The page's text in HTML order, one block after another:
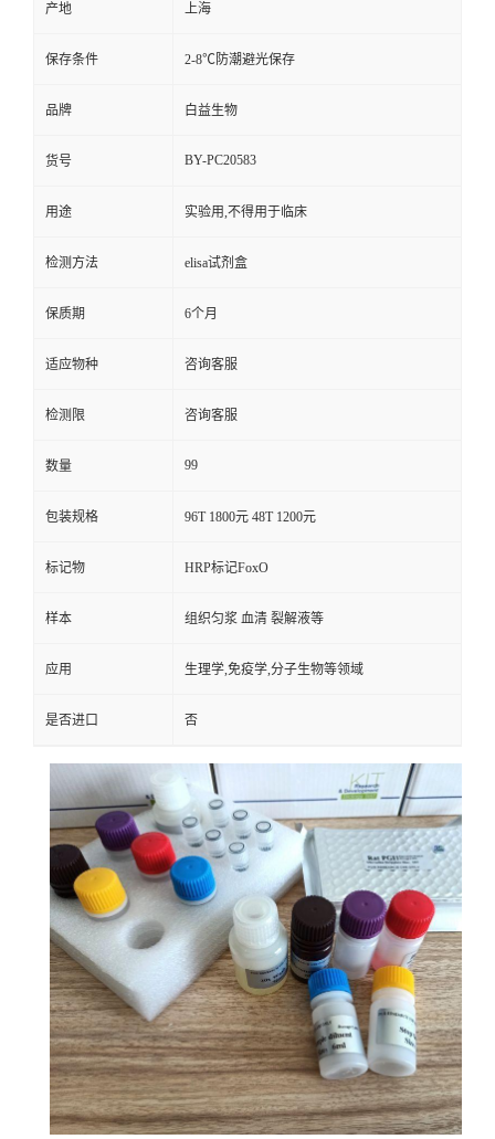
产地 上海
保存条件 2-8℃防潮避光保存
品牌 白益生物
货号 BY-PC20583
用途 实验用,不得用于临床
检测方法 elisa试剂盒
保质期 6个月
适应物种 咨询客服
检测限 咨询客服
数量 99
包装规格 96T 1800元 48T 1200元
标记物 HRP标记FoxO
样本 组织匀浆 血清 裂解液等
应用 生理学,免疫学,分子生物等领域
是否进口 否